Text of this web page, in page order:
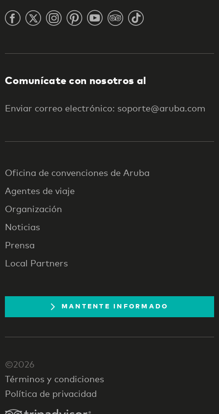
Comunícate con nosotros al
Enviar correo electrónico: soporte@aruba.com
Oficina de convenciones de Aruba
Agentes de viaje
Organización
Noticias
Prensa
Local Partners
MANTENTE INFORMADO
©2026
Términos y condiciones
Política de privacidad